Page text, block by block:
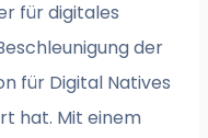
für digitales
der
für Digital Natives
hat. Mit einem